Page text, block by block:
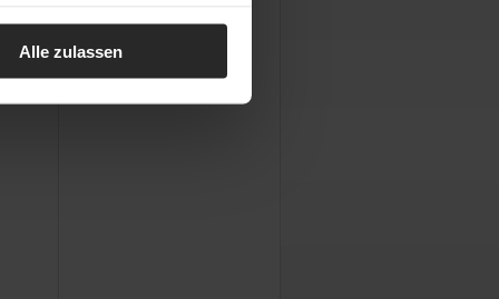
Alle zulassen